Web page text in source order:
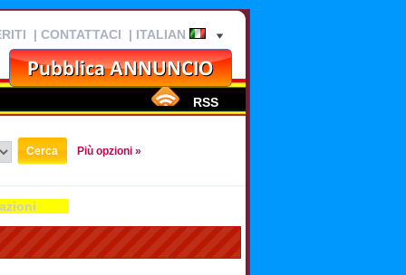
| CONTATTACI | ITALIAN
RSS
Più opzioni »